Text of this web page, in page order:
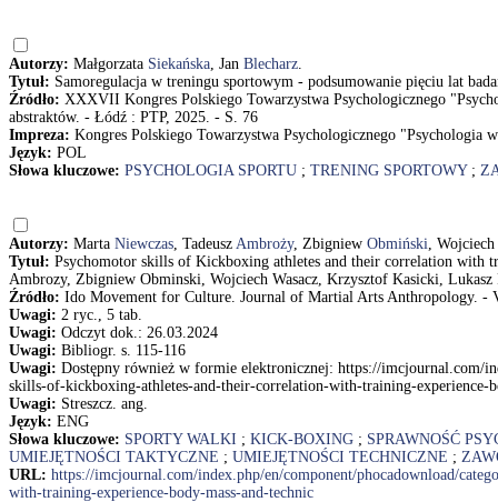
Autorzy: Małgorzata Siekańska, Jan Blecharz.
Tytuł: Samoregulacja w treningu sportowym - podsumowanie pięciu lat
Źródło: XXXVII Kongres Polskiego Towarzystwa Psychologicznego
abstraktów. - Łódź : PTP, 2025. - S. 76
Impreza: Kongres Polskiego Towarzystwa Psychologicznego
Język: POL
Słowa kluczowe: PSYCHOLOGIA SPORTU ; TRENING SPORTOWY;
Autorzy: Marta Niewczas, Tadeusz Ambroży, Zbigniew Obmiński, Wojciech
Tytuł: Psychomotor skills of Kickboxing athletes and their correlation with
Ambrozy, Zbigniew Obminski, Wojciech Wasacz, Krzysztof Kasicki, Lukasz
Źródło: Ido Movement for Culture. Journal of Martial Arts Anthropology. -
Uwagi: 2 ryc., 5 tab.
Uwagi: Odczyt dok.: 26.03.2024
Uwagi: Bibliogr. s. 115-116
Uwagi: Dostępny również w formie elektronicznej: https://imcjournal.com/
skills-of-kickboxing-athletes-and-their-correlation-with-training-experience-
Uwagi: Streszcz. ang.
Język: ENG
Słowa kluczowe: SPORTY WALKI ; KICK-BOXING ; SPRAWNOŚĆ
UMIEJĘTNOŚCI TAKTYCZNE ; UMIEJĘTNOŚCI TECHNICZNE ;
URL: https://imcjournal.com/index.php/en/component/phocadownload/
with-training-experience-body-mass-and-technic